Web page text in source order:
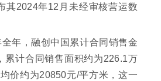
其2024年12月未经审核营运数
年，融创中国累计合同销售金
累计合同销售面积约为226.1万
价约为20850元/平方米，这一